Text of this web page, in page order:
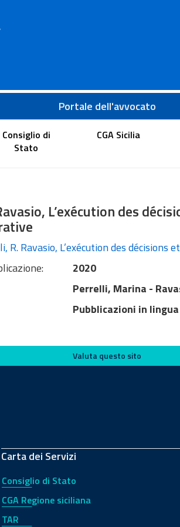
Portale dell'avvocato
Consiglio di
Stato
CGA Sicilia
L’exécution des
R. Ravasio, L’exécution des
2020
Perrelli, Marina -
Pubblicazioni in
Valuta questo sito
Carta dei Servizi
Consiglio di Stato
CGA Regione siciliana
TAR